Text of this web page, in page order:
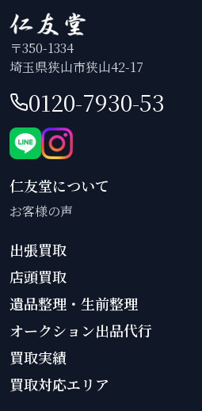
〒350-1334
埼玉県狭山市狭山42-17
0120-7930-53
仁友堂について
お客様の声
出張買取
店頭買取
遺品整理・生前整理
オークション出品代行
買取実績
買取対応エリア